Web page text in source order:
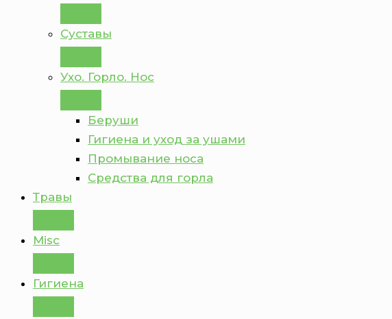
Суставы
Ухо. Горло. Нос
Беруши
Гигиена и уход за ушами
Промывание носа
Средства для горла
Травы
Misc
Гигиена